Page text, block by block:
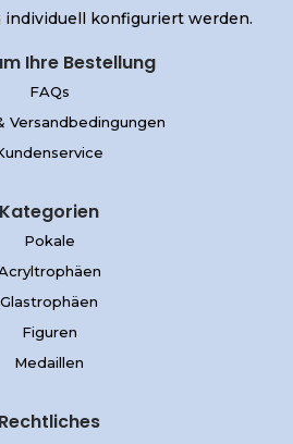
individuell konfiguriert werden.
Ihre Bestellung
FAQs
Versandbedingungen
Kategorien
Pokale
Glastrophäen
Figuren
Medaillen
Rechtliches